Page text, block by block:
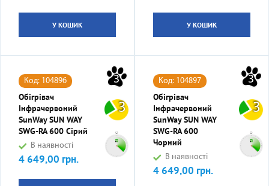
У КОШИК У КОШИК
3
3
Код: 104896
Обігрівач
Інфрачервоний
SunWay SUN WAY
SWG-RA 600 Сірий
В наявності
Ціна
4 649,00 грн.
3
3
Код: 104897
Обігрівач
Інфрачервоний
SunWay SUN WAY
SWG-RA 600
Чорний
В наявності
Ціна
4 649,00 грн.